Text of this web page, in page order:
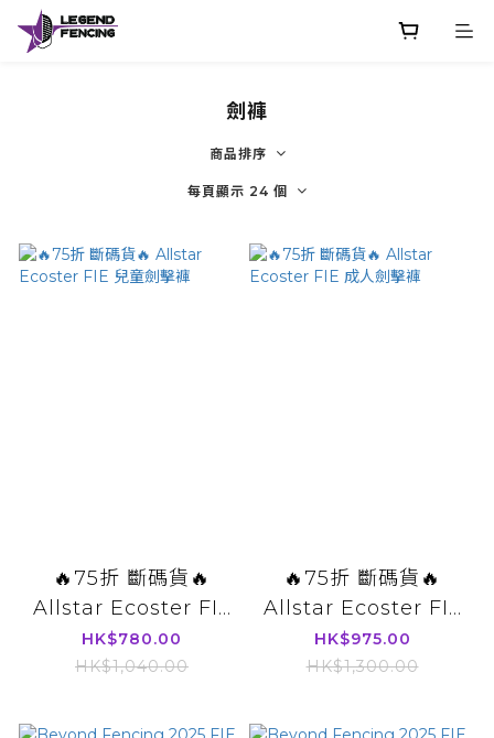
劍褲
商品排序
每頁顯示 24 個
🔥75折 斷碼貨🔥
Allstar Ecoster FI...
HK$780.00
HK$1,040.00
🔥75折 斷碼貨🔥
Allstar Ecoster FI...
HK$975.00
HK$1,300.00